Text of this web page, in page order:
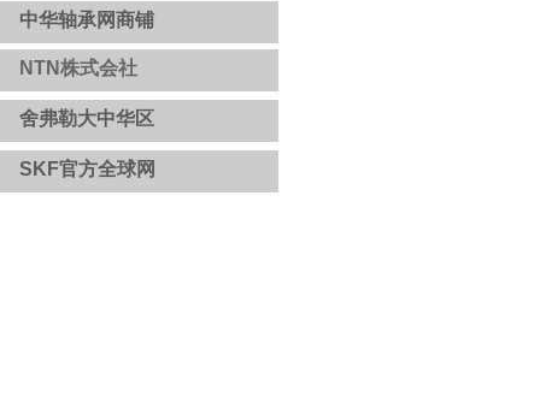
中华轴承网商铺
NTN株式会社
舍弗勒大中华区
SKF官方全球网